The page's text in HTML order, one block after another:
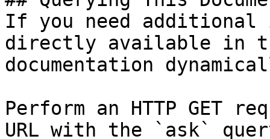
If you need
directly available in
documentation
Perform an HTTP GET
URL with the `ask`